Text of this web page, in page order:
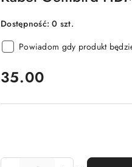
Dostępność:0 szt.
Powiadom gdy produkt
cena:
35.00